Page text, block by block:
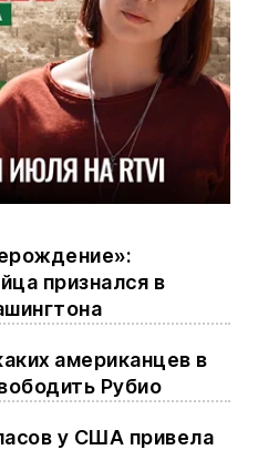
признался в
американцев в
Рубио
у США привела